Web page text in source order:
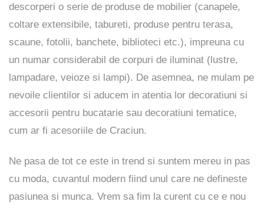
descorperi o serie de produse de mobilier (canapele,
coltare extensibile, tabureti, produse pentru terasa,
scaune, fotolii, banchete, biblioteci etc.), impreuna cu
un numar considerabil de corpuri de iluminat (lustre,
lampadare, veioze si lampi). De asemnea, ne mulam pe
nevoile clientilor si aducem in atentia lor decoratiuni si
accesorii pentru bucatarie sau decoratiuni tematice,
cum ar fi acesoriile de Craciun.
Ne pasa de tot ce este in trend si suntem mereu in pas
cu moda, cuvantul modern fiind unul care ne defineste
pasiunea si munca. Vrem sa fim la curent cu ce e nou